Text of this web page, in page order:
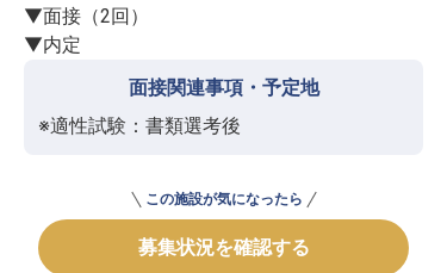
▼面接（2回）
▼内定
面接関連事項・予定地
※適性試験：書類選考後
この施設が気になったら
募集状況を確認する